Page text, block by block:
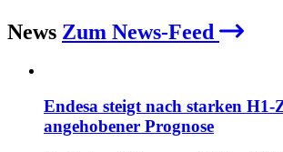
News Zum News-Feed
Endesa steigt nach starken H1-
angehobener Prognose